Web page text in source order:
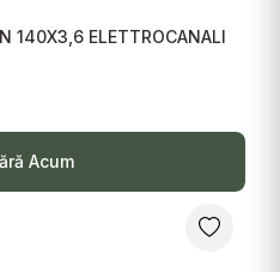
140X3,6 ELETTROCANALI
Acum